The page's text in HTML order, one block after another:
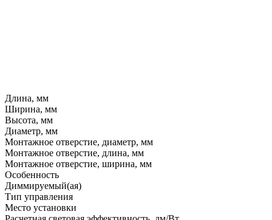
Длина, мм
Ширина, мм
Высота, мм
Диаметр, мм
Монтажное отверстие, диаметр, мм
Монтажное отверстие, длина, мм
Монтажное отверстие, ширина, мм
Особенность
Диммируемый(ая)
Тип управления
Место установки